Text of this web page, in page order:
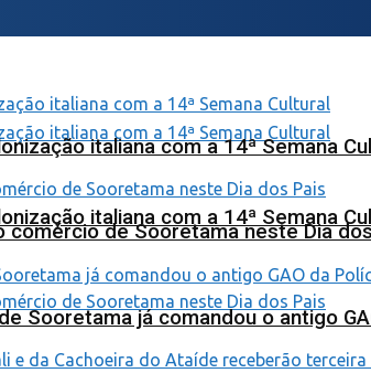
italiana com a 14ª Semana
italiana com a 14ª Semana
de Sooretama neste Dia
Sooretama já comandou o antigo